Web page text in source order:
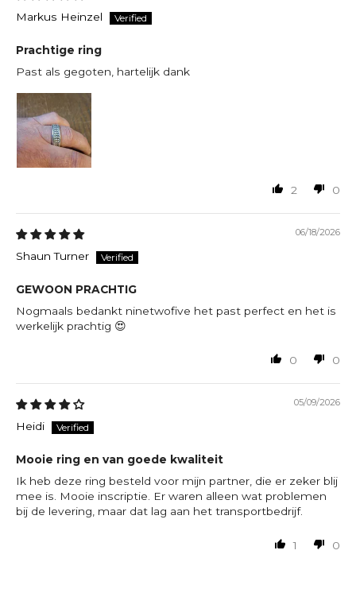
Markus Heinzel
Prachtige ring
Past als gegoten, hartelijk dank
2 0
06/18/2026
Shaun Turner
GEWOON PRACHTIG
Nogmaals bedankt ninetwofive het past perfect en het is
werkelijk prachtig 😍
0 0
05/09/2026
Heidi
Mooie ring en van goede kwaliteit
Ik heb deze ring besteld voor mijn partner, die er zeker blij
mee is. Mooie inscriptie. Er waren alleen wat problemen
bij de levering, maar dat lag aan het transportbedrijf.
1 0